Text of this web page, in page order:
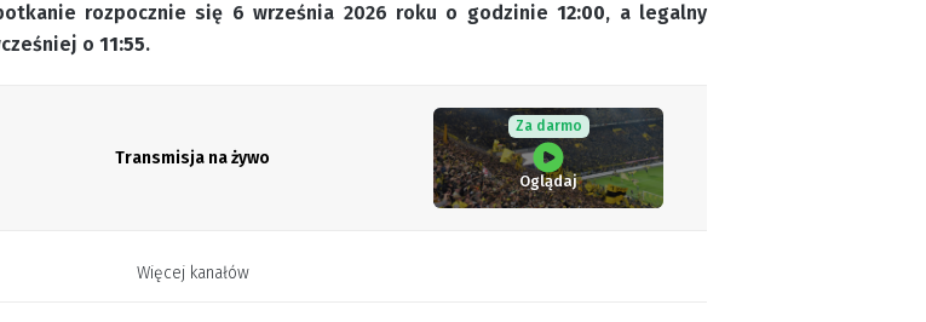
rozpocznie się 6 września 2026 roku o godzinie12:00, a legalny
o 11:55.
Transmisja na żywo
Za darmo
Oglądaj
Więcej kanałów